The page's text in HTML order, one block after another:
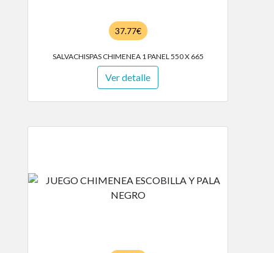
37.77€
SALVACHISPAS CHIMENEA 1 PANEL 550 X 665
Ver detalle